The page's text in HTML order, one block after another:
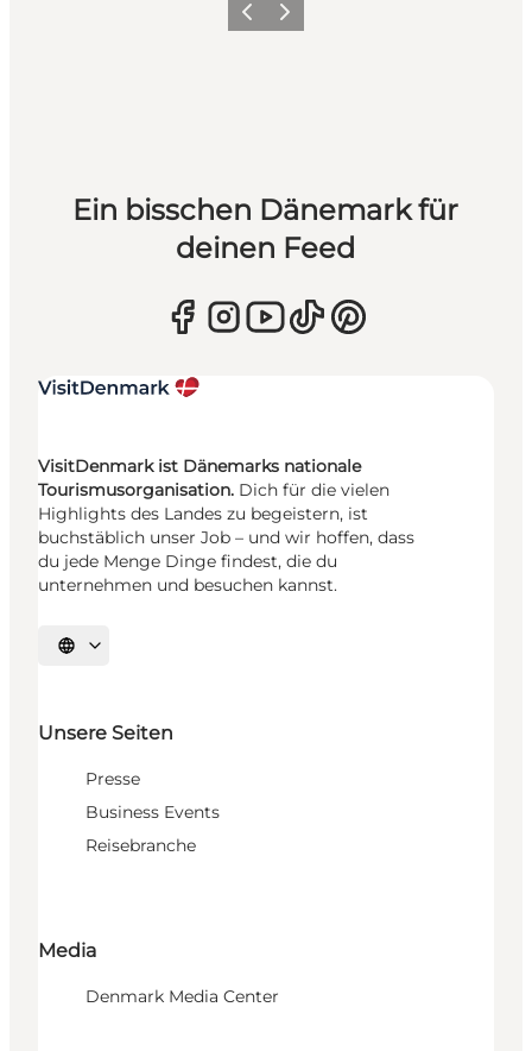
ZurückWeiter
Ein bisschen Dänemark für
deinen Feed
VisitDenmark ist Dänemarks nationale
Tourismusorganisation. Dich für die vielen
Highlights des Landes zu begeistern, ist
buchstäblich unser Job – und wir hoffen, dass
du jede Menge Dinge findest, die du
unternehmen und besuchen kannst.
Sprache auswählen
Unsere Seiten
Presse
Business Events
Reisebranche
Media
Denmark Media Center